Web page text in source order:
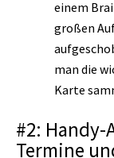
einem
großen
man die
Karte
#2: Handy-
Termine